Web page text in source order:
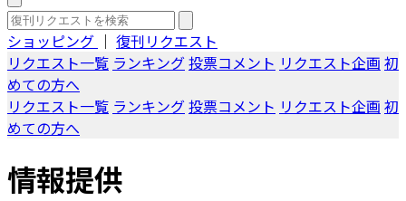
ショッピング ｜ 復刊リクエスト
リクエスト一覧 ランキング投票コメント リクエスト企画 初
めての方へ
リクエスト一覧 ランキング投票コメント リクエスト企画 初
めての方へ
情報提供